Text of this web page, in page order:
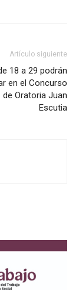
Artículo siguiente
18 a 29 podrán
en el Concurso
de Oratoria Juan
Escutia